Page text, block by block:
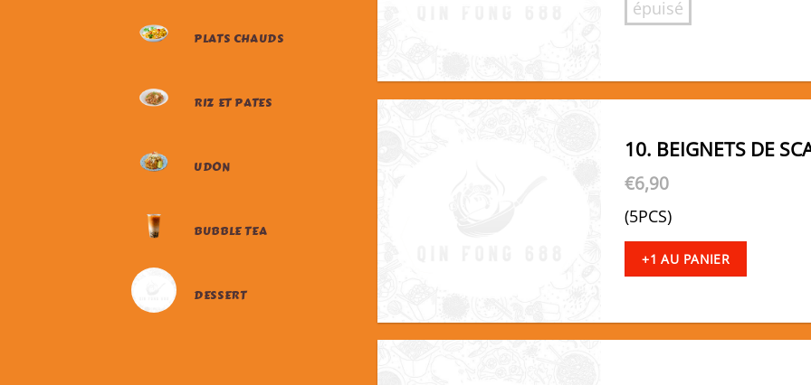
PLATS CHAUDS
RIZ ET PATES
UDON
BUBBLE TEA
DESSERT
épuisé
10. BEIGNETS DE
€6,90
(5PCS)
+1 AU PANIER